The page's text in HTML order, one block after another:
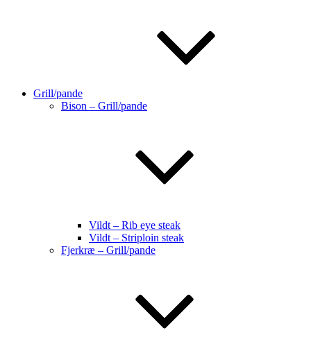
Grill/pande
Bison – Grill/pande
Vildt – Rib eye steak
Vildt – Striploin steak
Fjerkræ – Grill/pande